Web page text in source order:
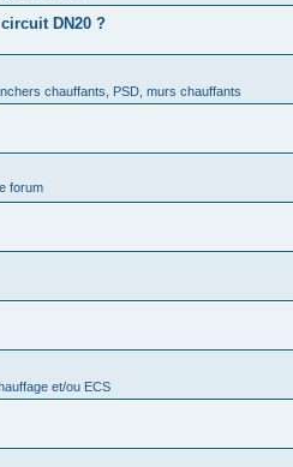
DN20 ?
chauffants, PSD, murs chauffants
forum
et/ou ECS